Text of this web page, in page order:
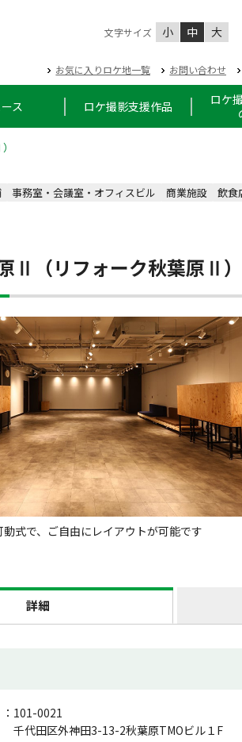
文字サイズ 小 中 大
お気に入りロケ地一覧 お問い合わせ
ス ロケ撮影支援作品
ロケ
事務室・会議室・オフィスビル 商業施設 飲食
Ⅱ（リフォーク秋葉原Ⅱ）
動式で、ご自由にレイアウトが可能です
詳細
101-0021
千代田区外神田3-13-2秋葉原TMOビル１F